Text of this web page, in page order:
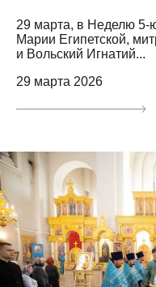
29 марта, в Неделю 5-
Марии Египетской,
и Вольский Игнатий...
29 марта 2026